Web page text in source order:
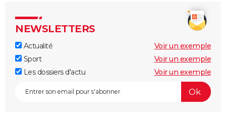
NEWSLETTERS
Actualité
Voir un exemple
Sport
Voir un exemple
Les dossiers d'actu
Voir un exemple